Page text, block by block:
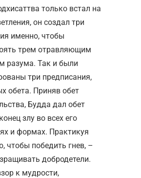
только встал на
он создал три
именно, чтобы
трем отравляющим
разума. Так и были
три предписания,
обета. Приняв обет
Будда дал обет
злу во всех его
и формах. Практикуя
чтобы победить гнев, –
добродетели.
к мудрости,